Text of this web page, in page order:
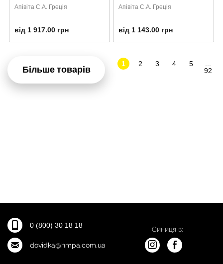
Апівіта С.А. Греція
від 1 917.00 грн
Апівіта С.А. Греція
від 1 143.00 грн
Більше товарів
1 2 3 4 5
92
0 (800) 30 18 18
dovidka@hmpa.com.ua
Синиця в: